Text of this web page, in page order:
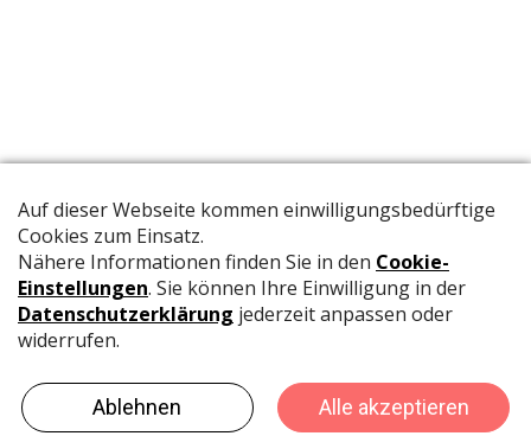
Die offizielle Publikation der Schweizer Papeterien informiert
Meldungen aus der Branche.